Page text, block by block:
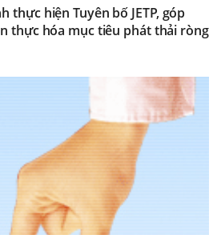
thực hiện Tuyên bố JETP, góp
thực hóa mục tiêu phát thải ròng